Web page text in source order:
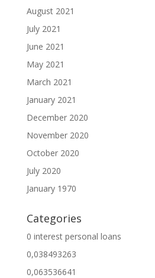
August 2021
July 2021
June 2021
May 2021
March 2021
January 2021
December 2020
November 2020
October 2020
July 2020
January 1970
Categories
0 interest personal loans
0,038493263
0,063536641